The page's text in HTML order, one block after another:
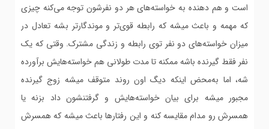
است و هم دهنده به خواسته‌های هر دو نفرشون توجه می‌کنه چیزی
که مهمه و باعث میشه که رابطه قوی‌تر و موندگارتر بشه تعادل در
میزان خواسته‌های دو نفر توی رابطه و زندگی مشترک. وقتی که یک
نفر فقط گیرنده باشه ممکنه تا مدت طولانی هم خواسته‌هایش برآورده
شه، اما به‌محض اینکه دیگ اون روند متوقف میشه زوج گیرنده
مجبور میشه برای بیان خواسته‌هایش و گرفتنشون داد بزنه یا
همسرش رو مدام مقایسه کنه و این رفتارها باعث میشه که همسرش